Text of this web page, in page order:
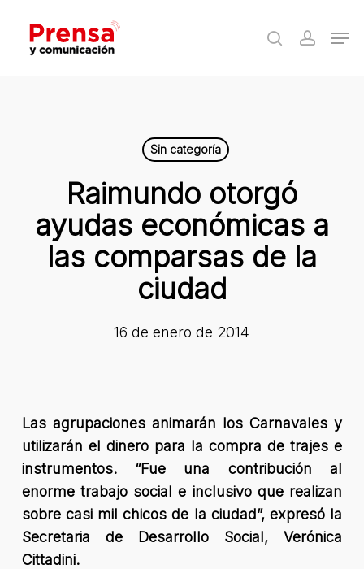
main
search
Sin categoría
Raimundo otorgó
ayudas económicas a
las comparsas de la
ciudad
16 de enero de 2014
Las agrupaciones animarán los Carnavales y
utilizarán el dinero para la compra de trajes e
instrumentos. “Fue una contribución al
enorme trabajo social e inclusivo que realizan
sobre casi mil chicos de la ciudad”, expresó la
Secretaria de Desarrollo Social, Verónica
Cittadini.